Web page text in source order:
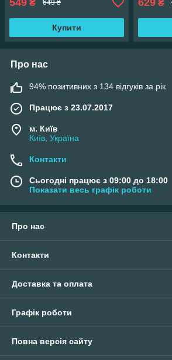
₴ 649 ₴
Купити
₴
Про нас
94% позитивних з 134 відгуків за рік
Працює з 23.07.2017
м. Київ
Київ, Україна
Контакти
Сьогодні працює з 09:00 до 18:00
Показати весь графік роботи
Про нас
Контакти
Доставка та оплата
Графік роботи
Повна версія сайту